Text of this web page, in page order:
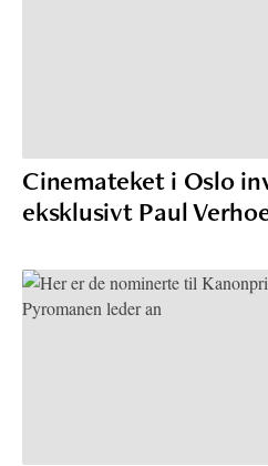
Cinemateket i Oslo
eksklusivt Paul